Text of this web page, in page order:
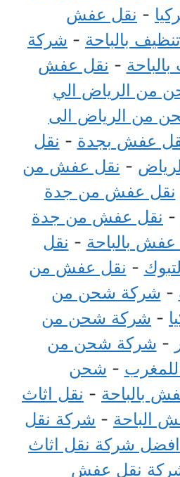
- نقل عفش
بالباحة - شركة
- نقل عفش
من الرياض الي
من الرياض الى
عفش بجدة - نقل
- نقل عفش من
نقل عفش من جدة
- نقل عفش من جدة
عفش بالباحة - نقل
- نقل عفش من
- شركة شحن من
- شركة شحن من
- شركة شحن من
للمغرب - شحن
بالباحة - نقل اثاث
الباحة - شركة نقل
افضل شركة نقل اثاث
نقل عفش